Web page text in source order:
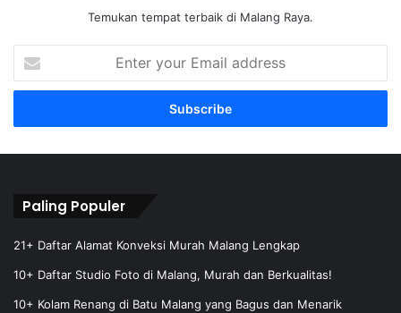
Temukan tempat terbaik di Malang Raya.
t
r
m
l
Paling Populer
21+ Daftar Alamat Konveksi Murah Malang Lengkap
10+ Daftar Studio Foto di Malang, Murah dan Berkualitas!
10+ Kolam Renang di Batu Malang yang Bagus dan Menarik